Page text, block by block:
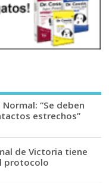
“Se deben
estrechos”
de Victoria tiene
protocolo